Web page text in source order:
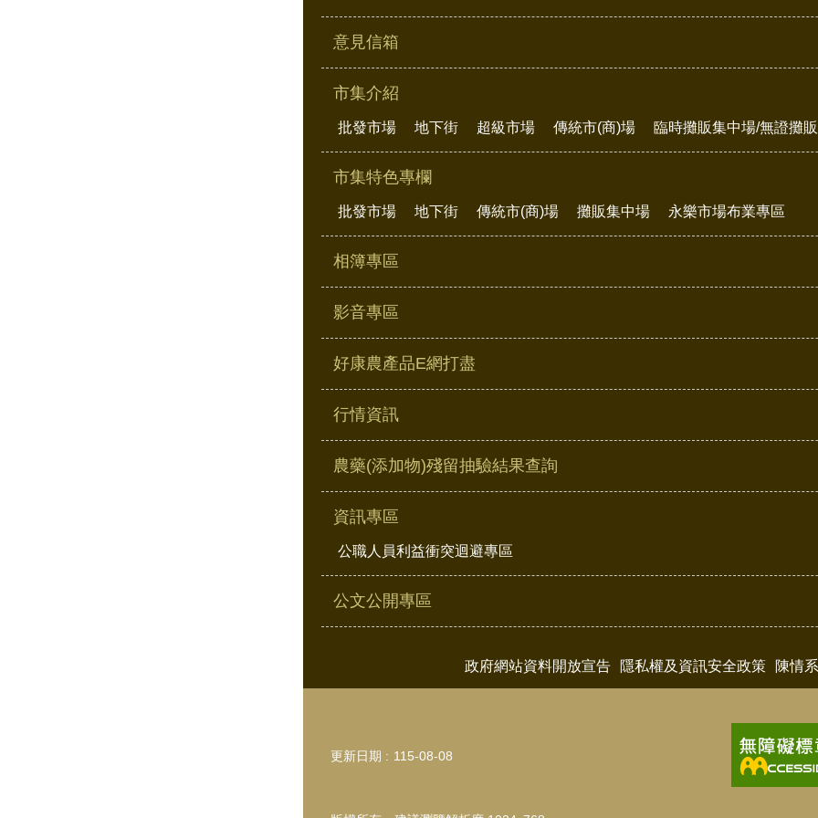
意見信箱
市集介紹
批發市場 地下街 超級市場 傳統市(商)場 臨時攤販集中場/無證攤
市集特色專欄
批發市場 地下街 傳統市(商)場 攤販集中場 永樂市場布業專區
相簿專區
影音專區
好康農產品E網打盡
行情資訊
農藥(添加物)殘留抽驗結果查詢
資訊專區
公職人員利益衝突迴避專區
公文公開專區
政府網站資料開放宣告 隱私權及資訊安全政策 陳情
更新日期 115-08-08